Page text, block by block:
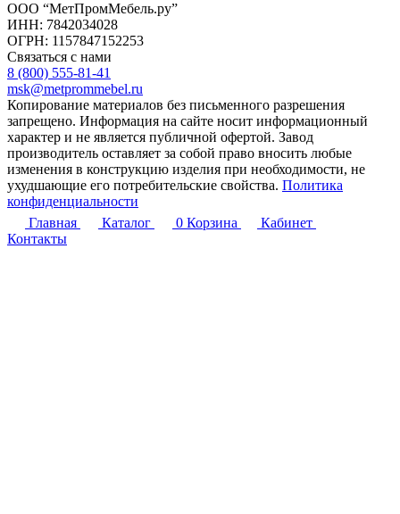
ООО “МетПромМебель.ру”
ИНН: 7842034028
ОГРН: 1157847152253
Связаться с нами
8 (800) 555-81-41
msk@metprommebel.ru
Копирование материалов без письменного разрешения
запрещено. Информация на сайте носит информационный
характер и не является публичной офертой. Завод
производитель оставляет за собой право вносить любые
изменения в конструкцию изделия при необходимости, не
ухудшающие его потребительские свойства. Политика
конфиденциальности
Главная
Каталог 0 Корзина
Кабинет
Контакты